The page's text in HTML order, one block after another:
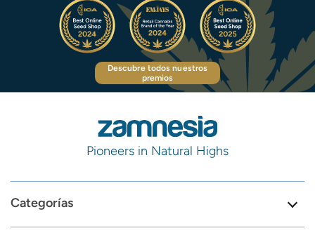
Descubre todos nuestros
premios
Pioneers in Natural Highs
Categorías